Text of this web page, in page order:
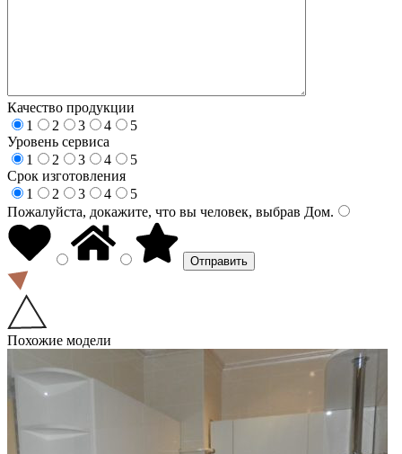
Качество продукции
1
2 3 4
5
Уровень сервиса
1
2 3 4
5
Срок изготовления
1
2 3 4
5
Пожалуйста, докажите, что вы человек, выбрав Дом.
Похожие модели